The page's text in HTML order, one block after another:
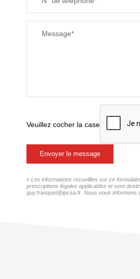
RESTAURANTS ET CAFÉS
Message*
Veuillez cocher la case
Envoyer le message
« Les informations recueillies sur ce
prescriptions légales applicables et sont
guy.franquet@ipcsa.fr. Nous vous informons